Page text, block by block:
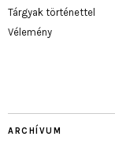
Tárgyak történettel
Vélemény
ARCHÍVUM